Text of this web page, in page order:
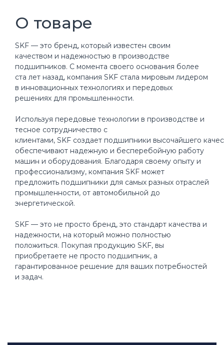
О товаре
SKF — это бренд, который известен своим
качеством и надежностью в производстве
подшипников. С момента своего основания более
ста лет назад, компания SKF стала мировым лидером
в инновационных технологиях и передовых
решениях для промышленности.
Используя передовые технологии в производстве и
тесное сотрудничество с
клиентами, SKF создает подшипники высочайшего
обеспечивают надежную и бесперебойную работу
машин и оборудования. Благодаря своему опыту и
профессионализму, компания SKF может
предложить подшипники для самых разных отраслей
промышленности, от автомобильной до
энергетической.
SKF — это не просто бренд, это стандарт качества и
надежности, на который можно полностью
положиться. Покупая продукцию SKF, вы
приобретаете не просто подшипник, а
гарантированное решение для ваших потребностей
и задач.